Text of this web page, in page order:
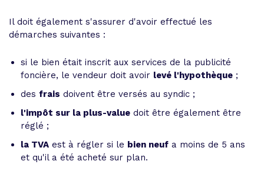
Il doit également s'assurer d'avoir effectué les
démarches suivantes :
si le bien était inscrit aux services de la publicité
foncière, le vendeur doit avoir levé l'hypothèque ;
des frais doivent être versés au syndic ;
l'impôt sur la plus-value doit être également être
réglé ;
la TVA est à régler si le bien neuf a moins de 5 ans
et qu'il a été acheté sur plan.